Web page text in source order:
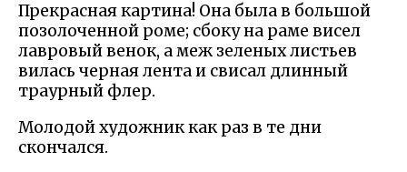
Прекрасная картина! Она была в большой
позолоченной роме; сбоку на раме висел
лавровый венок, а меж зеленых листьев
вилась черная лента и свисал длинный
траурный флер.
Молодой художник как раз в те дни
скончался.